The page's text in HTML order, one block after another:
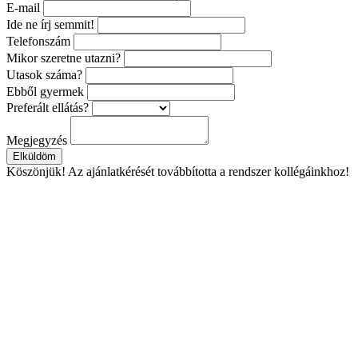
E-mail
Ide ne írj semmit!
Telefonszám
Mikor szeretne utazni?
Utasok száma?
Ebből gyermek
Preferált ellátás?
Megjegyzés
Elküldöm
Köszönjük! Az ajánlatkérését továbbította a rendszer kollégáinkhoz!